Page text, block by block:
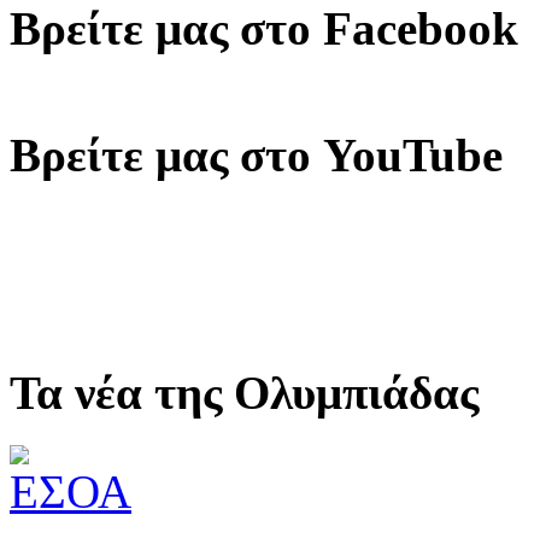
Βρείτε μας στο Facebook
Βρείτε μας στο YouTube
Τα νέα της Ολυμπιάδας